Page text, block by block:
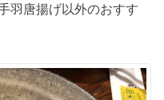
羽唐揚げ以外のおすす